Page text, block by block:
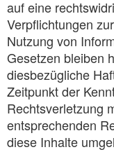
auf eine
Verpflichtungen
Nutzung von
Gesetzen bleiben
diesbezügliche
Zeitpunkt der
Rechtsverletzung
entsprechenden
diese Inhalte